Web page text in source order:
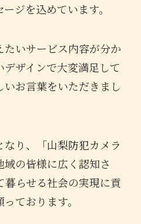
ジを込めています。
いサービス内容が分か
ザインで大変満足して
お言葉をいただきまし
り、「山梨防犯カメラ
の皆様に広く認知さ
らせる社会の実現に貢
ております。